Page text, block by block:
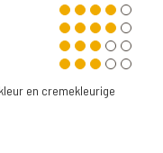
en cremekleurige